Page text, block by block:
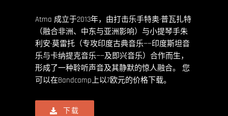
Atma 成立于2013年，由打击乐手特奥·普瓦扎特
（融合非洲、中东与亚洲影响）与小提琴手朱
利安·莫雷托（专攻印度古典音乐——印度斯坦音
乐与卡纳提克音乐——及即兴音乐）合作而生，
形成了一种聆听声音及其静默的惊人融合。 您
可以在Bandcamp上以7欧元的价格下载。
下载